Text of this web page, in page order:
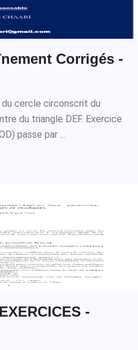
Corrigés -
cercle circonscrit du
du triangle DEF. Exercice
passe par ...
-